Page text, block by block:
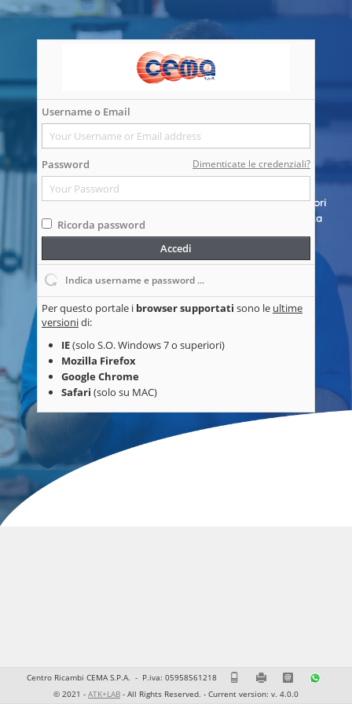
Username o Email
Password Dimenticate le credenziali?
Ricorda password
Accedi
Indica username e password ...
Per questo portale i browser supportati sono le ultime
versionidi:
IE(solo S.O. Windows 7 o superiori)
Mozilla Firefox
Google Chrome
Safari (solo su MAC)
Centro Ricambi CEMA S.P.A. - P.iva: 05958561218 08158561110815856201
© 2021 - ATK+LAB - All Rights Reserved. - Current version: v. 4.0.0